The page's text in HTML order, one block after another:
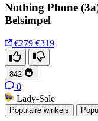
Nothing Phone
Belsimpel
€279 €319
842
0
Lady-Sale
Populaire winkels